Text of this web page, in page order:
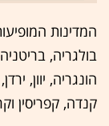
המדינות
בולגריה,
הונגריה, יוון,
קנדה, קפריסין